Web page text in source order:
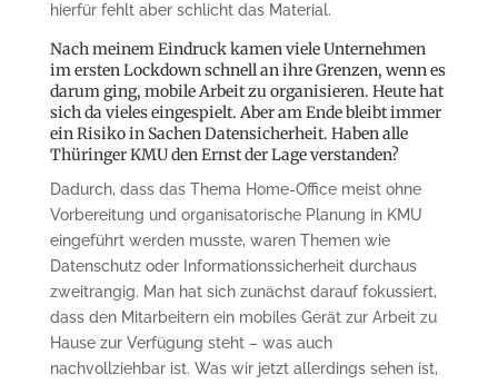
hierfür fehlt aber schlicht das Material.
Nach meinem Eindruck kamen viele Unternehmen
im ersten Lockdown schnell an ihre Grenzen, wenn es
darum ging, mobile Arbeit zu organisieren. Heute hat
sich da vieles eingespielt. Aber am Ende bleibt immer
ein Risiko in Sachen Datensicherheit. Haben alle
Thüringer KMU den Ernst der Lage verstanden?
Dadurch, dass das Thema Home-Office meist ohne
Vorbereitung und organisatorische Planung in KMU
eingeführt werden musste, waren Themen wie
Datenschutz oder Informationssicherheit durchaus
zweitrangig. Man hat sich zunächst darauf fokussiert,
dass den Mitarbeitern ein mobiles Gerät zur Arbeit zu
Hause zur Verfügung steht – was auch
nachvollziehbar ist. Was wir jetzt allerdings sehen ist,